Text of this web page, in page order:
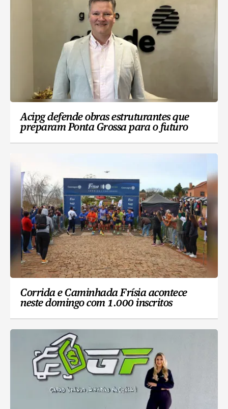
Acipg defende obras estruturantes que
preparam Ponta Grossa para o futuro
Corrida e Caminhada Frísia acontece
neste domingo com 1.000 inscritos